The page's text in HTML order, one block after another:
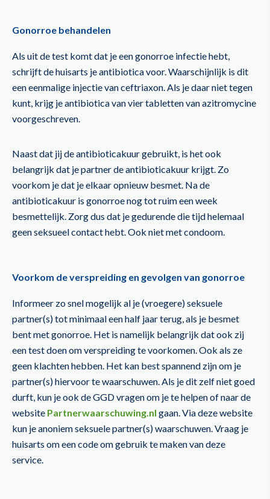
Gonorroe behandelen
Als uit de test komt dat je een gonorroe infectie hebt,
schrijft de huisarts je antibiotica voor. Waarschijnlijk is dit
een eenmalige injectie van ceftriaxon. Als je daar niet tegen
kunt, krijg je antibiotica van vier tabletten van azitromycine
voorgeschreven.
Naast dat jij de antibioticakuur gebruikt, is het ook
belangrijk dat je partner de antibioticakuur krijgt. Zo
voorkom je dat je elkaar opnieuw besmet. Na de
antibioticakuur is gonorroe nog tot ruim een week
besmettelijk. Zorg dus dat je gedurende die tijd helemaal
geen seksueel contact hebt. Ook niet met condoom.
Voorkom de verspreiding en gevolgen van gonorroe
Informeer zo snel mogelijk al je (vroegere) seksuele
partner(s) tot minimaal een half jaar terug, als je besmet
bent met gonorroe. Het is namelijk belangrijk dat ook zij
een test doen om verspreiding te voorkomen. Ook als ze
geen klachten hebben. Het kan best spannend zijn om je
partner(s) hiervoor te waarschuwen. Als je dit zelf niet goed
durft, kun je ook de GGD vragen om je te helpen of naar de
website Partnerwaarschuwing.nl gaan. Via deze website
kun je anoniem seksuele partner(s) waarschuwen. Vraag je
huisarts om een code om gebruik te maken van deze
service.